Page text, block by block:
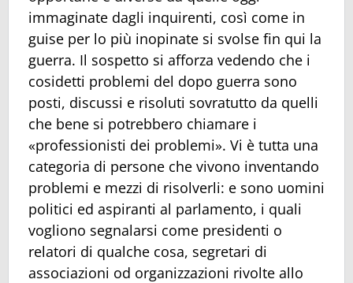
immaginate dagli inquirenti, così come in
guise per lo più inopinate si svolse fin qui la
guerra. Il sospetto si afforza vedendo che i
cosidetti problemi del dopo guerra sono
posti, discussi e risoluti sovratutto da quelli
che bene si potrebbero chiamare i
«professionisti dei problemi». Vi è tutta una
categoria di persone che vivono inventando
problemi e mezzi di risolverli: e sono uomini
politici ed aspiranti al parlamento, i quali
vogliono segnalarsi come presidenti o
relatori di qualche cosa, segretari di
associazioni od organizzazioni rivolte allo